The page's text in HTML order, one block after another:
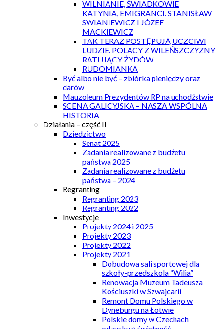
WILNIANIE, ŚWIADKOWIE
KATYNIA, EMIGRANCI. STANISŁAW
SWIANIEWICZ I JÓZEF
MACKIEWICZ
TAK TERAZ POSTĘPUJĄ UCZCIWI
LUDZIE. POLACY Z WILEŃSZCZYZNY
RATUJĄCY ŻYDÓW
RUDOMIANKA
Być albo nie być – zbiórka pieniędzy oraz
darów
Mauzoleum Prezydentów RP na uchodźstwie
SCENA GALICYJSKA – NASZA WSPÓLNA
HISTORIA
Działania – część II
Dziedzictwo
Senat 2025
Zadania realizowane z budżetu
państwa 2025
Zadania realizowane z budżetu
państwa – 2024
Regranting
Regranting 2023
Regranting 2022
Inwestycje
Projekty 2024 i 2025
Projekty 2023
Projekty 2022
Projekty 2021
Dobudowa sali sportowej dla
szkoły-przedszkola “Wilia”
Renowacja Muzeum Tadeusza
Kościuszki w Szwajcarii
Remont Domu Polskiego w
Dyneburgu na Łotwie
Polskie domy w Czechach